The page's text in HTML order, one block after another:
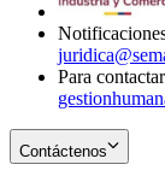
Para
Contáctenos